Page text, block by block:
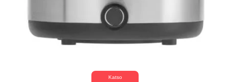
Katso